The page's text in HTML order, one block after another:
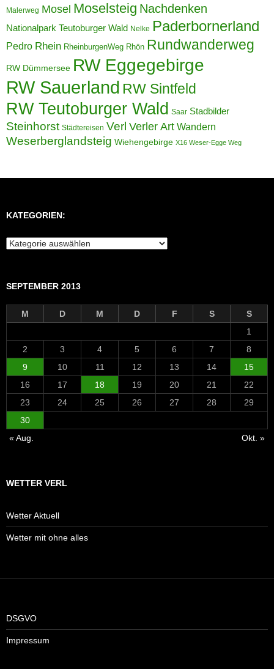
Malerweg Mosel Moselsteig Nachdenken
Nationalpark Teutoburger Wald Nelke Paderbornerland
Pedro Rhein RheinburgenWeg Rhön Rundwanderweg
RW Dümmersee RW Eggegebirge
RW Sauerland RW Sintfeld
RW Teutoburger Wald Saar Stadbilder
Steinhorst Städtereisen Verl Verler Art Wandern
Weserberglandsteig Wiehengebirge X16 Weser-Egge Weg
KATEGORIEN:
Kategorien:
SEPTEMBER 2013
M D M D F S
S
1
2
3 4 5 6 7
8
9
10 11 12 13 14
15
16
17 18 19 20 21
22
23
24 25 26 27 28
29
30
« Aug.
Okt. »
WETTER VERL
Wetter Aktuell
Wetter mit ohne alles
DSGVO
Impressum